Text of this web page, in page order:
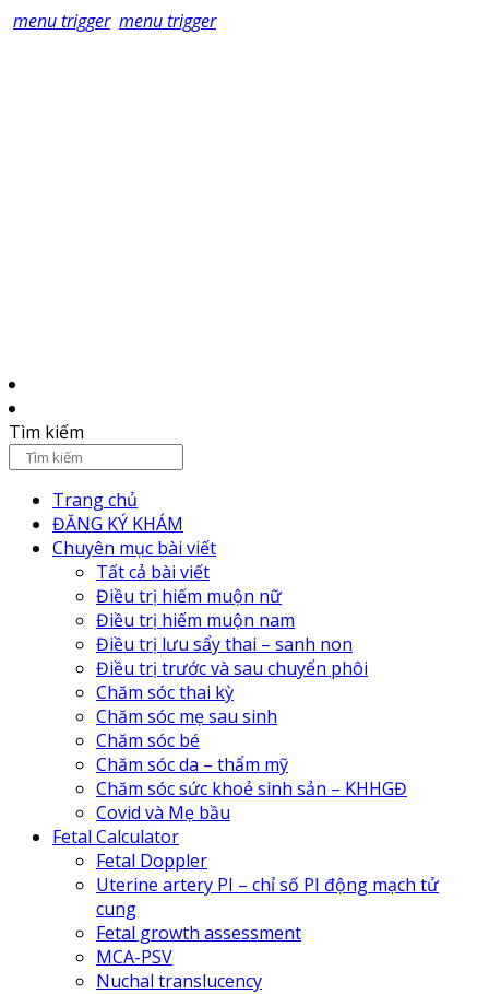
menu trigger menu trigger
Tìm kiếm
Trang chủ
ĐĂNG KÝ KHÁM
Chuyên mục bài viết
Tất cả bài viết
Điều trị hiếm muộn nữ
Điều trị hiếm muộn nam
Điều trị lưu sẩy thai – sanh non
Điều trị trước và sau chuyển phôi
Chăm sóc thai kỳ
Chăm sóc mẹ sau sinh
Chăm sóc bé
Chăm sóc da – thẩm mỹ
Chăm sóc sức khoẻ sinh sản – KHHGĐ
Covid và Mẹ bầu
Fetal Calculator
Fetal Doppler
Uterine artery PI – chỉ số PI động mạch tử
cung
Fetal growth assessment
MCA-PSV
Nuchal translucency